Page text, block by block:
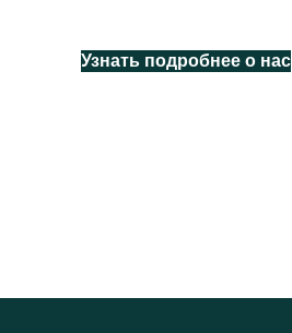
Узнать подробнее о нас